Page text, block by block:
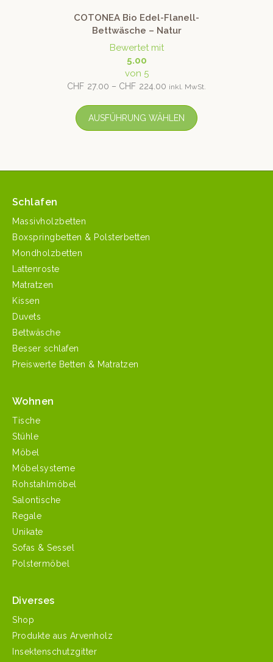
COTONEA Bio Edel-Flanell-
Bettwäsche – Natur
Bewertet mit
5.00
von 5
CHF 27.00 – CHF 224.00 inkl. MwSt.
AUSFÜHRUNG WÄHLEN
Schlafen
Massivholzbetten
Boxspringbetten & Polsterbetten
Mondholzbetten
Lattenroste
Matratzen
Kissen
Duvets
Bettwäsche
Besser schlafen
Preiswerte Betten & Matratzen
Wohnen
Tische
Stühle
Möbel
Möbelsysteme
Rohstahlmöbel
Salontische
Regale
Unikate
Sofas & Sessel
Polstermöbel
Diverses
Shop
Produkte aus Arvenholz
Insektenschutzgitter